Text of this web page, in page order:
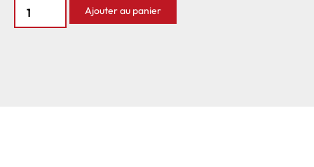
Ajouter au panier